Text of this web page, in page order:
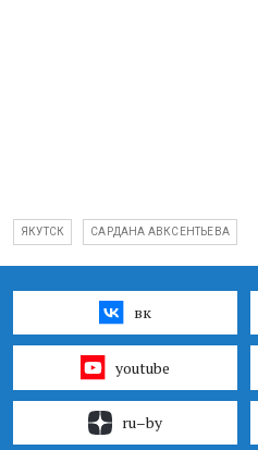
ЯКУТСК САРДАНА АВКСЕНТЬЕВА
вк
youtube
ru–by